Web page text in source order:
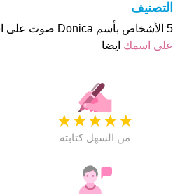
التصنيف
5 الأشخاص بأسم Donica صوت على اسمائهم . من فضلك
على اسمك ايضا
★
★
★
★
★
من السهل كتابته